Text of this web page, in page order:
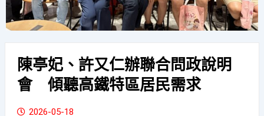
陳亭妃、許又仁辦聯合問政說明
會 傾聽高鐵特區居民需求
2026-05-18